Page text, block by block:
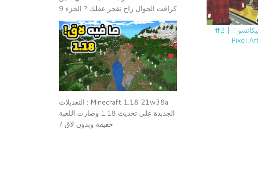
تحدي البكسلات بناء بكسل بيكاتشو !! | 2#
Pixel
كرافت الجوال راح تفجر عقلك ? الجزء 9
Minecraft 1.18 21w38a : التعديلات
الجدبدة على تحديث 1.18 وصارت اللعبة
خفيفة وبدون لاق ?